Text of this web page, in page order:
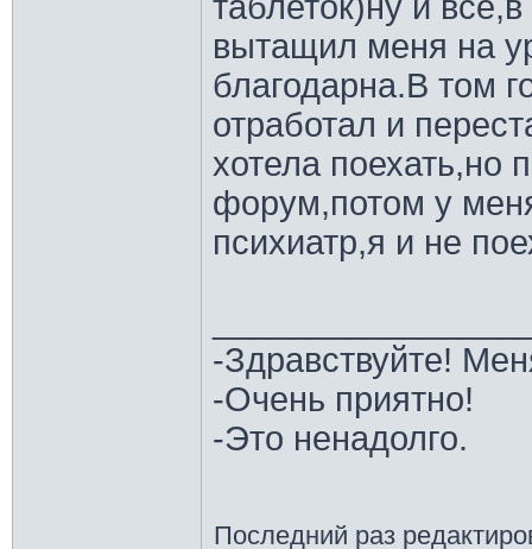
вытащил меня на
благодарна.В том
отработал и
хотела поехать,но
форум,потом у
психиатр,я и не
-Здравствуйте!
-Очень приятно!
-Это ненадолго.
Последний раз